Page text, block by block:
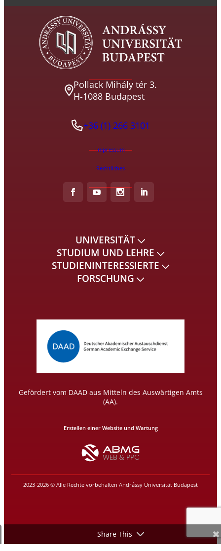
Pollack Mihály tér 3.
H-1088 Budapest
+36 (1) 266 3101
Impressum
Rechtliches
UNIVERSITÄT
STUDIUM UND LEHRE
STUDIENINTERESSIERTE
FORSCHUNG
Gefördert vom DAAD aus Mitteln des Auswärtigen Amts
(AA).
2023-2026 © Alle Rechte vorbehalten Andrássy Universität Budapest
Erstellen einer Website und Wartung
Share This